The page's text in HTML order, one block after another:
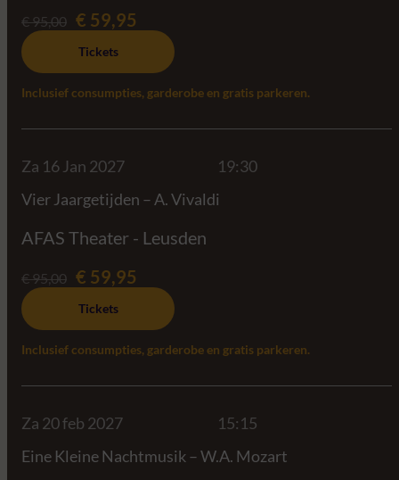
€ 95,00 € 59,95
Tickets
Inclusief consumpties, garderobe en gratis parkeren.
Za 16 Jan 2027
19:30
Vier Jaargetijden – A. Vivaldi
AFAS Theater - Leusden
€ 95,00 € 59,95
Tickets
Inclusief consumpties, garderobe en gratis parkeren.
Za 20 feb 2027
15:15
Eine Kleine Nachtmusik – W.A. Mozart